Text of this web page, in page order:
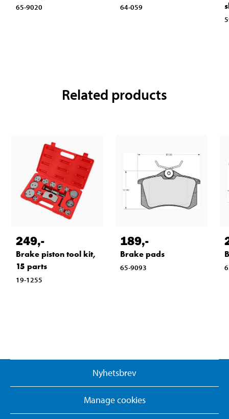
65-9020 64-059
Related products
249,-
Brake piston tool kit,
15 parts
19-1255
189,-
Brake pads
65-9093
Nyhetsbrev
Manage cookies